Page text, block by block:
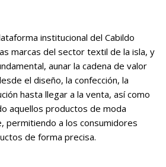
institucional del Cabildo
marcas del sector textil de la isla, y
aunar la cadena de valor
el diseño, la confección, la
hasta llegar a la venta, así como
aquellos productos de moda
permitiendo a los consumidores
de forma precisa.